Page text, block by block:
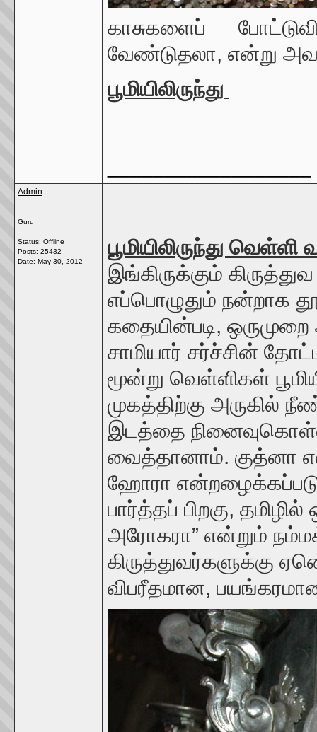
காசுகளைப்
வேண்டுதலா, என்று
பூமியிலிருந்து
Admin
Guru
Status: Offline
Posts: 25432
Date: May 30, 2012
பூமியிலிருந்து
இங்கிருக்கும்
எப்பொழுதும் நன்றாக
கதையின்படி,
சாமியார் சர்ச்சின்
மூன்று வெள்ளிகள்
முகத்திற்கு அருகில்
இடத்தை
வைத்தானாம். குத்னா
ஹோரா
பார்த்தப் பிறகு,
அரோகரா” என்றும்
கிருத்துவர்களுக்கு
விபரீதமான,